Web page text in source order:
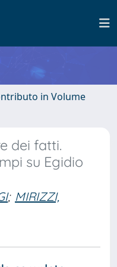
in Volume
dei fatti.
su Egidio
; MIRIZZI,